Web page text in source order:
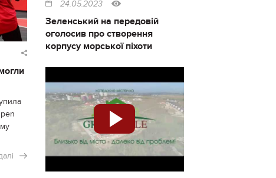
24.05.2023
Зеленський на передовій
оголосив про створення
корпусу морської піхоти